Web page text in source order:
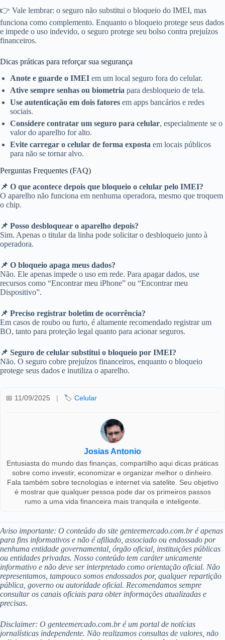
👉 Vale lembrar: o seguro não substitui o bloqueio do IMEI, mas
funciona como complemento. Enquanto o bloqueio protege seus dados
e impede o uso indevido, o seguro protege seu bolso contra prejuízos
financeiros.
Dicas práticas para reforçar sua segurança
Anote e guarde o IMEI em um local seguro fora do celular.
Ative sempre senhas ou biometria para desbloqueio de tela.
Use autenticação em dois fatores em apps bancários e redes
sociais.
Considere contratar um seguro para celular, especialmente se o
valor do aparelho for alto.
Evite carregar o celular de forma exposta em locais públicos
para não se tornar alvo.
Perguntas Frequentes (FAQ)
📌 O que acontece depois que bloqueio o celular pelo IMEI?
O aparelho não funciona em nenhuma operadora, mesmo que troquem
o chip.
📌 Posso desbloquear o aparelho depois?
Sim. Apenas o titular da linha pode solicitar o desbloqueio junto à
operadora.
📌 O bloqueio apaga meus dados?
Não. Ele apenas impede o uso em rede. Para apagar dados, use
recursos como “Encontrar meu iPhone” ou “Encontrar meu
Dispositivo”.
📌 Preciso registrar boletim de ocorrência?
Em casos de roubo ou furto, é altamente recomendado registrar um
BO, tanto para proteção legal quanto para acionar seguros.
📌 Seguro de celular substitui o bloqueio por IMEI?
Não. O seguro cobre prejuízos financeiros, enquanto o bloqueio
protege seus dados e inutiliza o aparelho.
📅 11/09/2025 | 🏷️ Celular
Josias Antonio
Entusiasta do mundo das finanças, compartilho aqui dicas práticas
sobre como investir, economizar e organizar melhor o dinheiro.
Fala também sobre tecnologias e internet via satelite. Seu objetivo
é mostrar que qualquer pessoa pode dar os primeiros passos
rumo a uma vida financeira mais tranquila e inteligente.
Aviso importante: O conteúdo do site genteemercado.com.br é apenas
para fins informativos e não é afiliado, associado ou endossado por
nenhuma entidade governamental, órgão oficial, instituições públicas
ou entidades privadas. Nosso conteúdo tem caráter unicamente
informativo e não deve ser interpretado como orientação oficial. Não
representamos, tampouco somos endossados por, qualquer repartição
pública, governo ou autoridade oficial. Recomendamos sempre
consultar os canais oficiais para obter informações atualizadas e
precisas.
Disclaimer: O genteemercado.com.br é um portal de notícias
jornalísticas independente. Não realizamos consultas de valores, não